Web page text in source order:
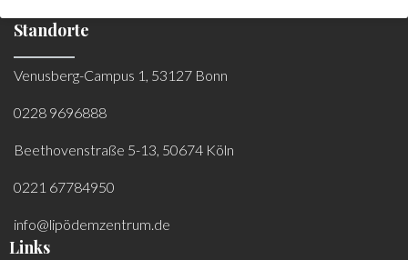
Standorte
Venusberg-Campus 1, 53127 Bonn
0228 9696888
Beethovenstraße 5-13, 50674 Köln
0221 67784950
info@lipödemzentrum.de
Links